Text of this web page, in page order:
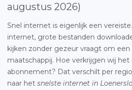
augustus 2026)
Snel internet is eigenlijk een
internet, grote bestanden
kijken zonder gezeur vraagt om
maatschappij. Hoe verkrijgen wij
abonnement? Dat verschilt per
naar het snelste internet in